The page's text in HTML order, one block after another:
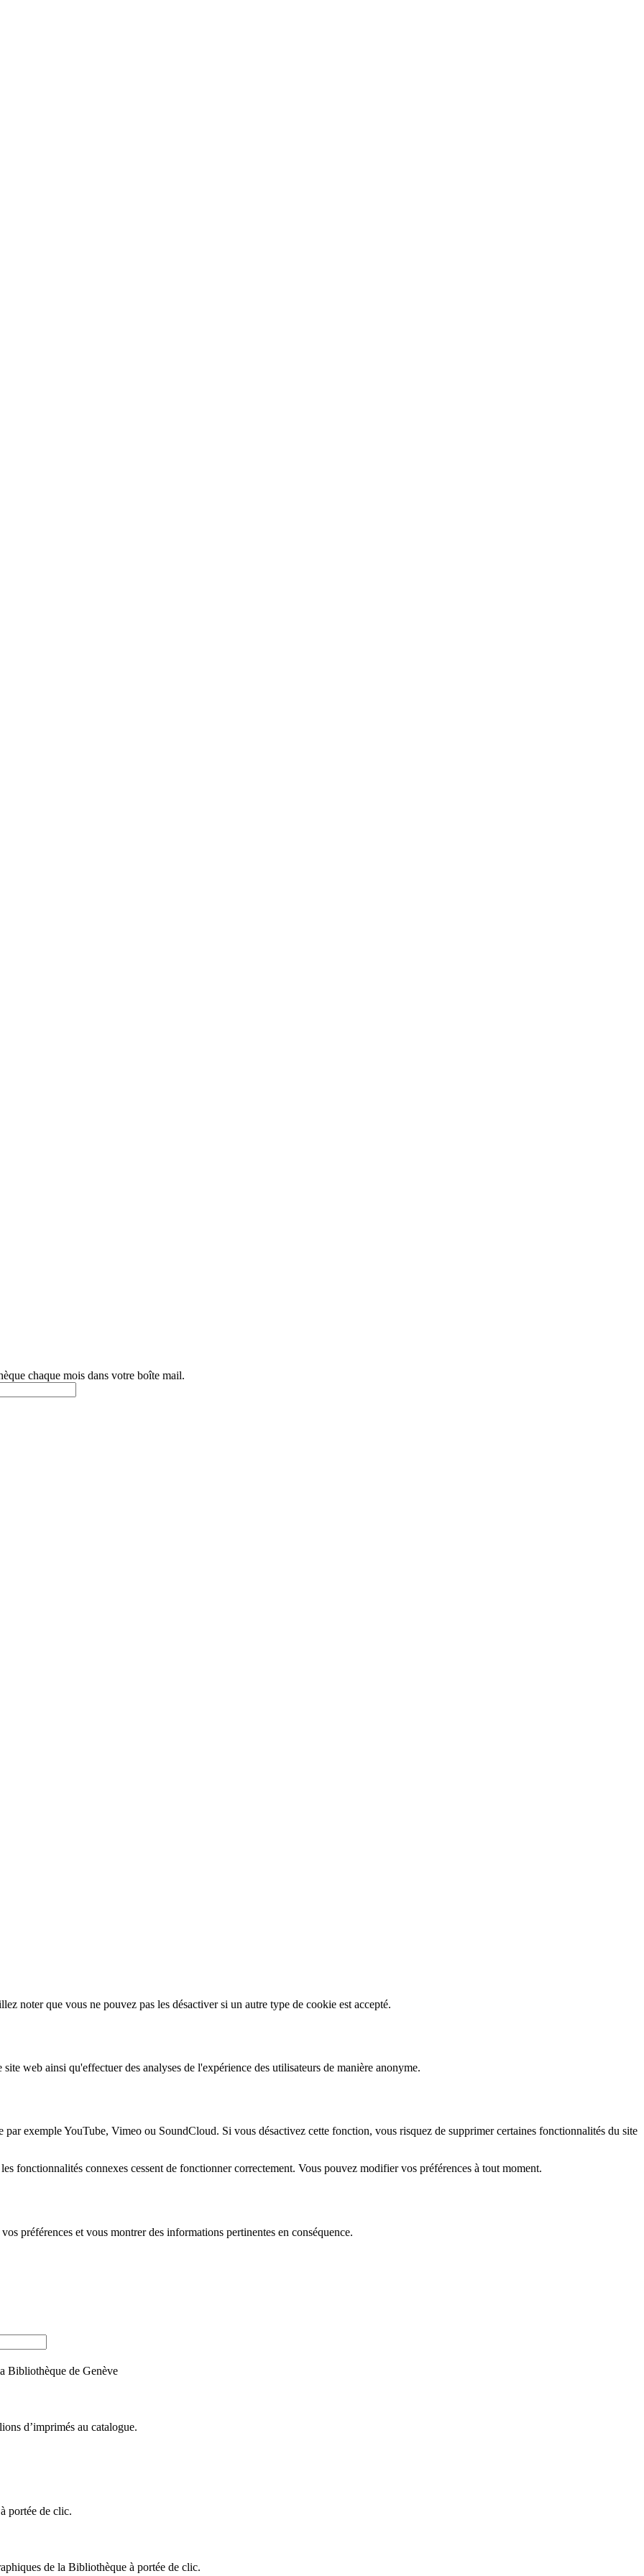
chaque mois dans votre boîte mail.
noter que vous ne pouvez pas les désactiver si un autre type de cookie est accepté.
web ainsi qu'effectuer des analyses de l'expérience des utilisateurs de manière anonyme.
exemple YouTube, Vimeo ou SoundCloud. Si vous désactivez cette fonction, vous risquez de supprimer certaines fonctionnalités du site
fonctionnalités connexes cessent de fonctionner correctement. Vous pouvez modifier vos préférences à tout moment.
préférences et vous montrer des informations pertinentes en conséquence.
Bibliothèque de Genève
d’imprimés au catalogue.
portée de clic.
de la Bibliothèque à portée de clic.